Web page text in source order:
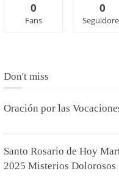
0
Fans
0
Don't miss
Oración por las
Santo Rosario de Hoy
2025 Misterios Dolorosos